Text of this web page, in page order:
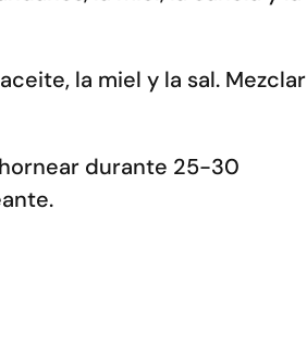
la miel y la sal. Mezclar
durante 25-30